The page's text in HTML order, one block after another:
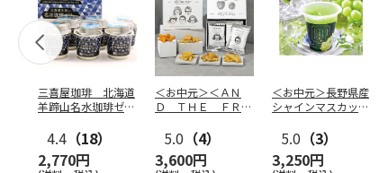
三喜屋珈琲 北海道
羊蹄山名水珈琲ゼリ
4.4 （18）
2,770円
＜お中元＞＜ＡＮ
Ｄ ＴＨＥ ＦＲＩ
ト５種
…
5.0 （4）
3,600円
＜お中元＞長野県産
シャインマスカット
5.0 （3）
3,250円